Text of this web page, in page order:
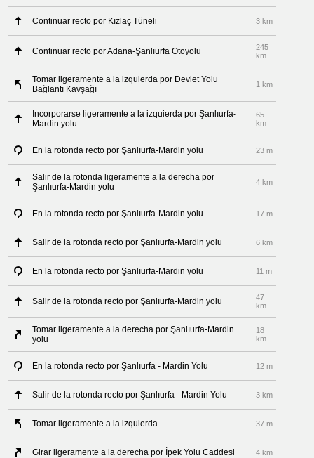
Continuar recto por Kızlaç Tüneli 3 km
Continuar recto por Adana-Şanlıurfa Otoyolu
245
km
Tomar ligeramente a la izquierda por Devlet Yolu
Bağlantı Kavşağı
1 km
Incorporarse ligeramente a la izquierda por Şanlıurfa-
Mardin yolu
65
km
En la rotonda recto por Şanlıurfa-Mardin yolu 23 m
Salir de la rotonda ligeramente a la derecha por
Şanlıurfa-Mardin yolu
4 km
En la rotonda recto por Şanlıurfa-Mardin yolu 17 m
Salir de la rotonda recto por Şanlıurfa-Mardin yolu 6 km
En la rotonda recto por Şanlıurfa-Mardin yolu 11 m
Salir de la rotonda recto por Şanlıurfa-Mardin yolu
47
km
Tomar ligeramente a la derecha por Şanlıurfa-Mardin
yolu
18
km
En la rotonda recto por Şanlıurfa - Mardin Yolu 12 m
Salir de la rotonda recto por Şanlıurfa - Mardin Yolu 3 km
Tomar ligeramente a la izquierda 37 m
Girar ligeramente a la derecha por İpek Yolu Caddesi 4 km